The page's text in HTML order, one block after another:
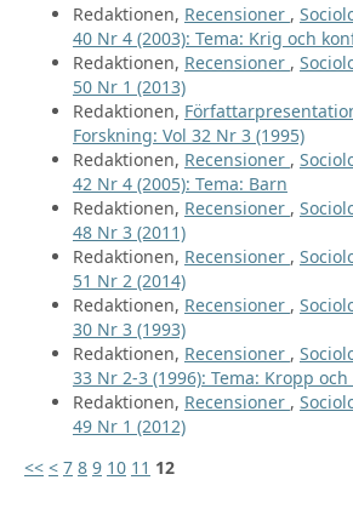
Redaktionen, Recensioner ,
40 Nr 4 (2003): Tema: Krig och
Redaktionen, Recensioner ,
50 Nr 1 (2013)
Redaktionen,
Forskning: Vol 32 Nr 3 (1995)
Redaktionen, Recensioner ,
42 Nr 4 (2005): Tema: Barn
Redaktionen, Recensioner ,
48 Nr 3 (2011)
Redaktionen, Recensioner ,
51 Nr 2 (2014)
Redaktionen, Recensioner ,
30 Nr 3 (1993)
Redaktionen, Recensioner ,
33 Nr 2-3 (1996): Tema: Kropp
Redaktionen, Recensioner ,
49 Nr 1 (2012)
<< < 7 8 9 10 11 12